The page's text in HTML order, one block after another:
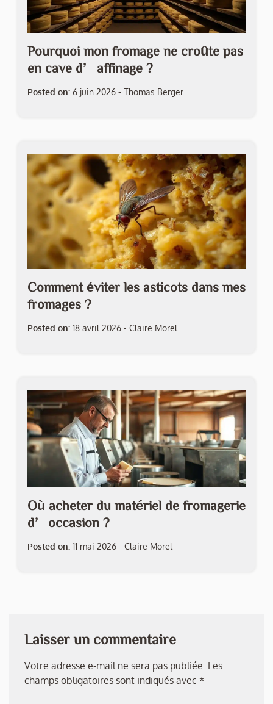
Pourquoi mon fromage ne croûte pas
en cave d’affinage ?
Posted on: 6 juin 2026 - Thomas Berger
Comment éviter les asticots dans mes
fromages ?
Posted on: 18 avril 2026 - Claire Morel
Où acheter du matériel de fromagerie
d’occasion ?
Posted on: 11 mai 2026 - Claire Morel
Laisser un commentaire
Votre adresse e-mail ne sera pas publiée. Les
champs obligatoires sont indiqués avec *